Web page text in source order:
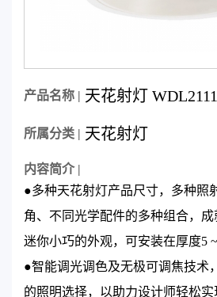
产品名称 | 天花射灯 WDL2111
所属分类 | 天花射灯
内容简介 |
●多种天花射灯产品尺寸，多种照
角、不同光学配件的多种组合，成
迷你小巧的外观，可安装在厚度5 ~
●智能调光调色及无极可调焦技术
的照明选择，以助力设计师轻松